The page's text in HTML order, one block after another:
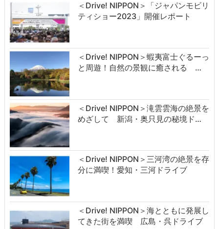
＜Drive! NIPPON＞「ジャパンモビリ
ティショー2023」開催レポート
＜Drive! NIPPON＞蝦夷富士ぐるーっ
と周遊！自然の景観に癒される …
＜Drive! NIPPON＞滝雲雲海の絶景を
めざして 新潟・奥只見の秘境ド…
＜Drive! NIPPON＞三河湾の絶景を存
分に満喫！愛知・三河ドライブ
＜Drive! NIPPON＞海とともに発展し
てきた街を満喫 広島・呉ドライブ